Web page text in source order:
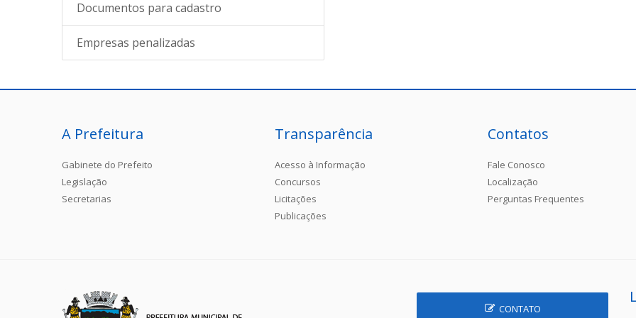
Documentos para cadastro
Empresas penalizadas
A Prefeitura
Gabinete do Prefeito
Legislação
Secretarias
Transparência
Acesso à Informação
Concursos
Licitações
Publicações
Contatos
Fale Conosco
Localização
Perguntas Frequentes
CONTATO